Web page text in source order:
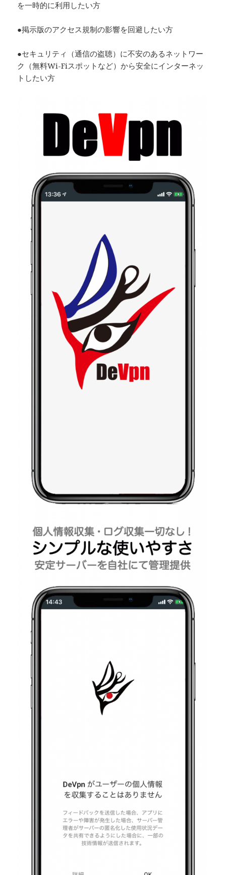
を一時的に利用したい方
●掲示版のアクセス規制の影響を回避したい方
●セキュリティ（通信の盗聴）に不安のあるネットワー
ク（無料Wi-Fiスポットなど）から安全にインターネッ
トしたい方